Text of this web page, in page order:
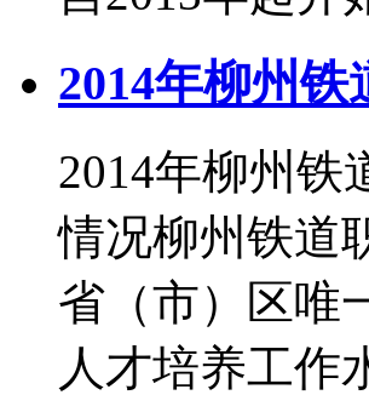
2014年柳州
2014年柳州铁
情况柳州铁道
省（市）区唯
人才培养工作